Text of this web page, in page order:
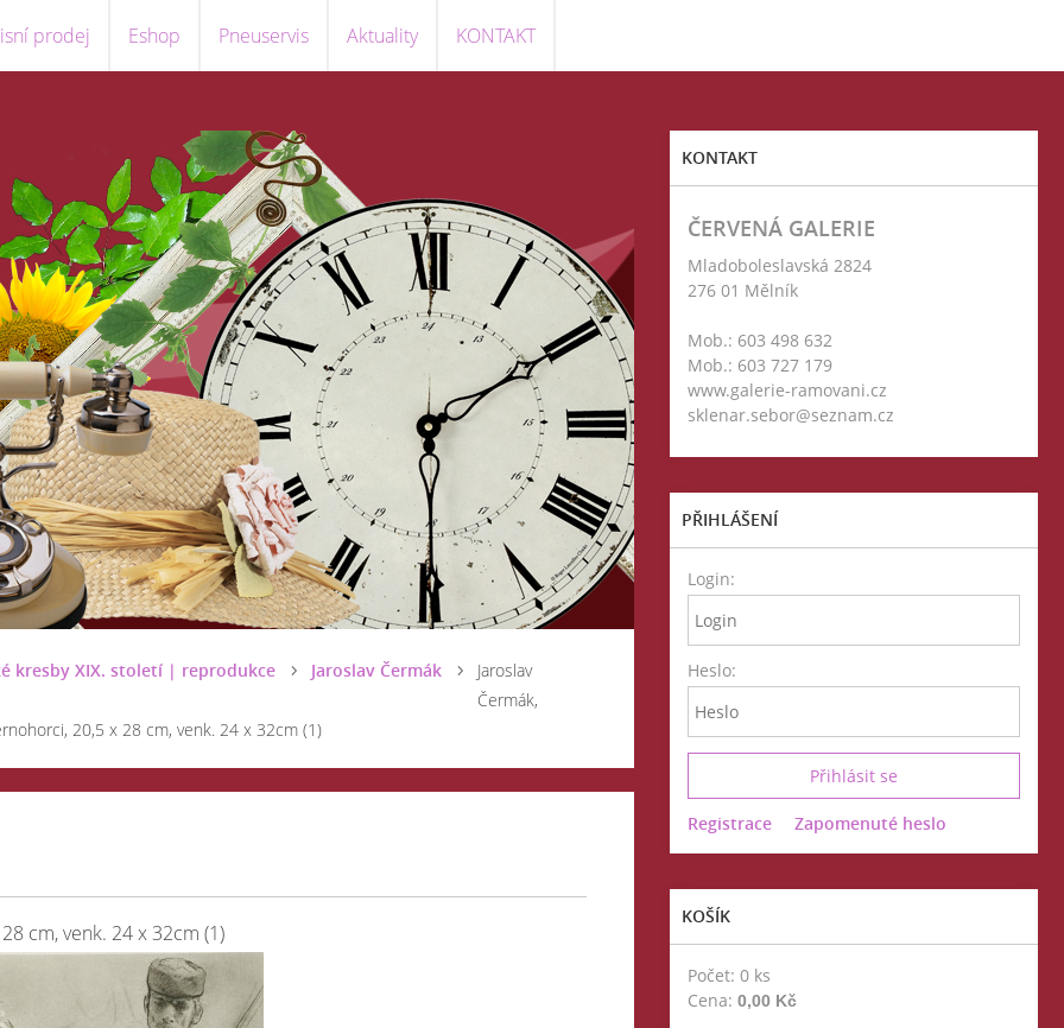
prodej Eshop Pneuservis Aktuality KONTAKT
kresby XIX. století | reprodukce Jaroslav Čermák
Jaroslav
Čermák,
20,5 x 28 cm, venk. 24 x 32cm (1)
cm, venk. 24 x 32cm (1)
KONTAKT
ČERVENÁ GALERIE
Mladoboleslavská 2824
276 01 Mělník
Mob.: 603 498 632
Mob.: 603 727 179
www.galerie-ramovani.cz
sklenar.sebor@seznam.cz
PŘIHLÁŠENÍ
Login:
Heslo:
Registrace Zapomenuté heslo
KOŠÍK
Počet: 0 ks
Cena: 0,00 Kč